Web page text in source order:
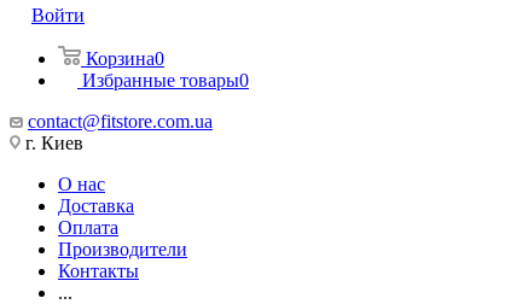
Войти
Корзина0
Избранные товары0
contact@fitstore.com.ua
г. Киев
О нас
Доставка
Оплата
Производители
Контакты
...